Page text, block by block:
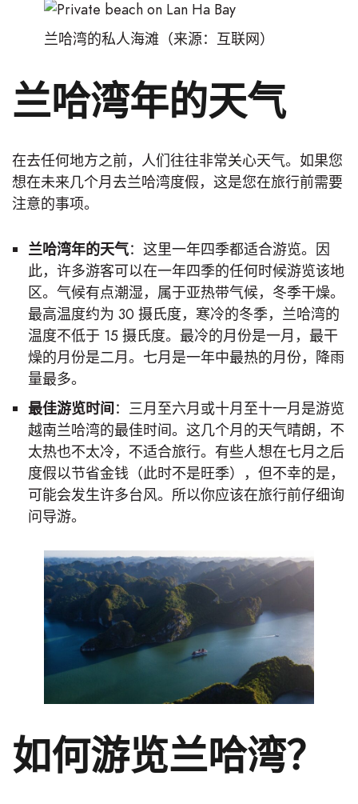
兰哈湾的私人海滩（来源：互联网）
兰哈湾年的天气
在去任何地方之前，人们往往非常关心天气。如果您
想在未来几个月去兰哈湾度假，这是您在旅行前需要
注意的事项。
兰哈湾年的天气：这里一年四季都适合游览。因
此，许多游客可以在一年四季的任何时候游览该地
区。气候有点潮湿，属于亚热带气候，冬季干燥。
最高温度约为 30 摄氏度，寒冷的冬季，兰哈湾的
温度不低于 15 摄氏度。最冷的月份是一月，最干
燥的月份是二月。七月是一年中最热的月份，降雨
量最多。
最佳游览时间：三月至六月或十月至十一月是游览
越南兰哈湾的最佳时间。这几个月的天气晴朗，不
太热也不太冷，不适合旅行。有些人想在七月之后
度假以节省金钱（此时不是旺季），但不幸的是，
可能会发生许多台风。所以你应该在旅行前仔细询
问导游。
如何游览兰哈湾？